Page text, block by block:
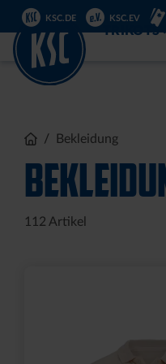
DIREKT
ZUM
INHALT
KSC.DE KSC.EV
Bekleidung
112 Artikel